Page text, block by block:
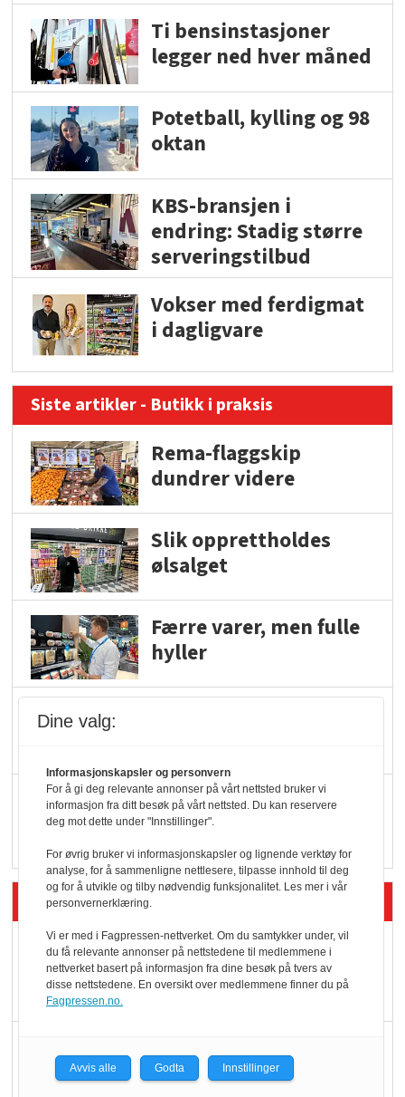
Ti bensinstasjoner
legger ned hver måned
Potetball, kylling og 98
oktan
KBS-bransjen i
endring: Stadig større
serveringstilbud
Vokser med ferdigmat
i dagligvare
Siste artikler - Butikk i praksis
Rema-flaggskip
dundrer videre
Slik opprettholdes
ølsalget
Færre varer, men fulle
hyller
Q passerte 1 milliard i
Rema i 2025
Siste artikler - Økologisk
Kolonihagens norske
yoghurt: Trues av
Marit Kolby vant
Økologisk Norge sin
Dine valg:
Informasjonskapsler og personvern
For å gi deg relevante annonser på vårt nettsted bruker vi
informasjon fra ditt besøk på vårt nettsted. Du kan reservere
deg mot dette under "Innstillinger".
For øvrig bruker vi informasjonskapsler og lignende verktøy for
analyse, for å sammenligne nettlesere, tilpasse innhold til deg
og for å utvikle og tilby nødvendig funksjonalitet. Les mer i vår
personvernerklæring.
Vi er med i Fagpressen-nettverket. Om du samtykker under, vil
du få relevante annonser på nettstedene til medlemmene i
nettverket basert på informasjon fra dine besøk på tvers av
disse nettstedene. En oversikt over medlemmene finner du på
Fagpressen.no.
Avvis alle Godta Innstillinger